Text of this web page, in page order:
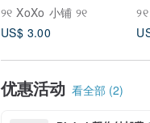
୨୧ XoXo 小铺 ୨୧
US$ 3.00
优惠活动 看全部 (2)